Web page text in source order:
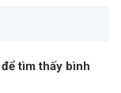
tìm thấy bình